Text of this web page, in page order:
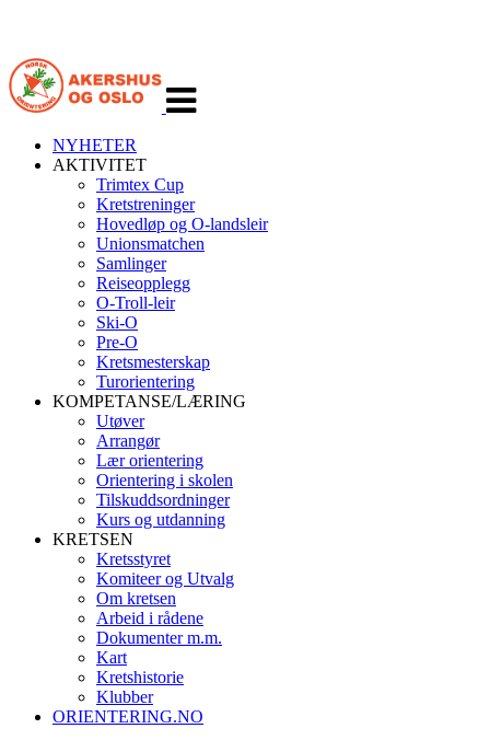
navigasjon
NYHETER
AKTIVITET
Trimtex Cup
Kretstreninger
Hovedløp og O-landsleir
Unionsmatchen
Samlinger
Reiseopplegg
O-Troll-leir
Ski-O
Pre-O
Kretsmesterskap
Turorientering
KOMPETANSE/LÆRING
Utøver
Arrangør
Lær orientering
Orientering i skolen
Tilskuddsordninger
Kurs og utdanning
KRETSEN
Kretsstyret
Komiteer og Utvalg
Om kretsen
Arbeid i rådene
Dokumenter m.m.
Kart
Kretshistorie
Klubber
ORIENTERING.NO